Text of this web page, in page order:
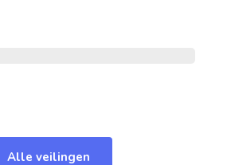
Alle veilingen